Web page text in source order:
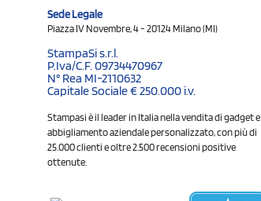
Sede Legale
Piazza IV Novembre, 4 - 20124 Milano (MI)
StampaSi s.r.l.
P.Iva/C.F. 09734470967
N° Rea MI-2110632
Capitale Sociale € 250.000 i.v.
Stampasi è il leader in Italia nella vendita di gadget e
abbigliamento aziendale personalizzato, con più di
25.000 clienti e oltre 2.500 recensioni positive
ottenute.